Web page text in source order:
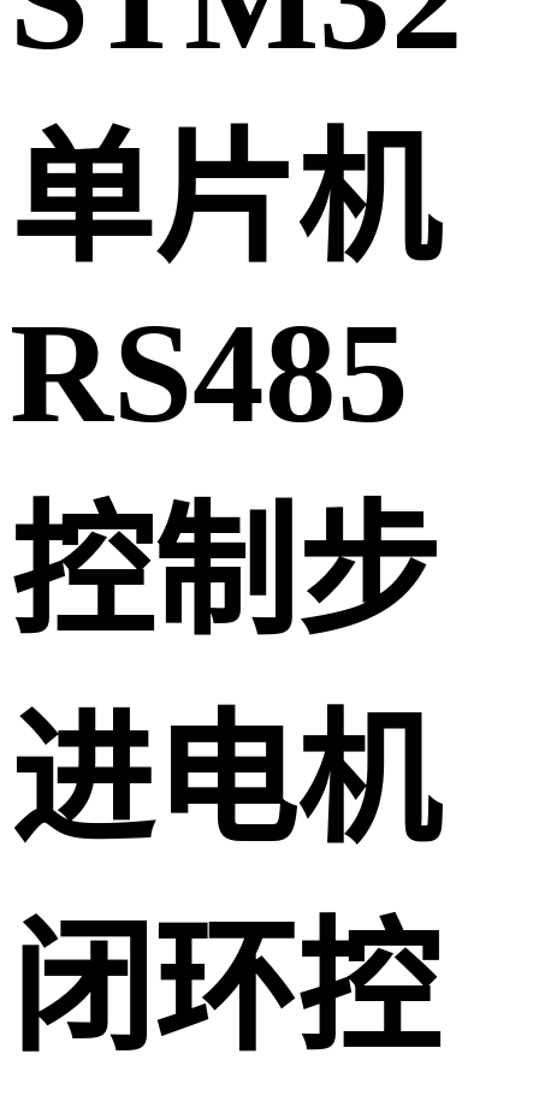
单片机
RS485
控制步
进电机
闭环控